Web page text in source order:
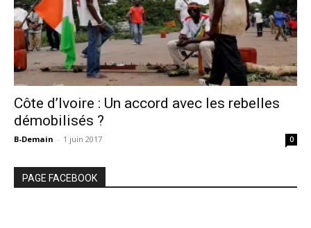
Côte d’Ivoire : Un accord avec les rebelles
démobilisés ?
B-Demain - 1 juin 2017 0
PAGE FACEBOOK